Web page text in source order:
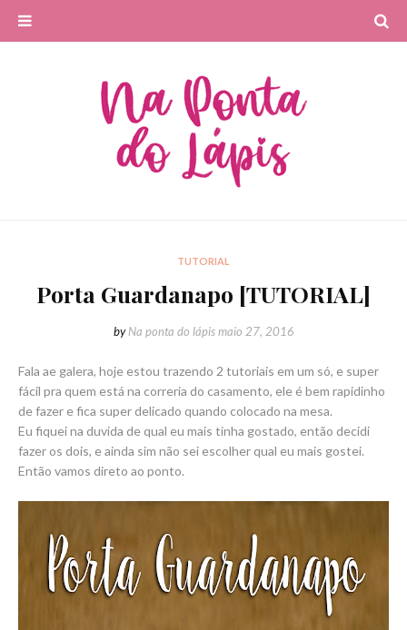
TUTORIAL
Porta Guardanapo [TUTORIAL]
by Na ponta do lápis maio 27, 2016
Fala ae galera, hoje estou trazendo 2 tutoriais em um só, e super
fácil pra quem está na correria do casamento, ele é bem rapidinho
de fazer e fica super delicado quando colocado na mesa.
Eu fiquei na duvida de qual eu mais tinha gostado, então decidi
fazer os dois, e ainda sim não sei escolher qual eu mais gostei.
Então vamos direto ao ponto.